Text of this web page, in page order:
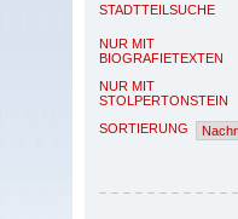
STADTTEILSUCHE
NUR MIT
BIOGRAFIETEXTEN
NUR MIT
STOLPERTONSTEIN
SORTIERUNG